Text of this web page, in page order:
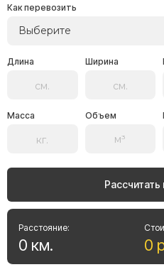
Как перевозить
Выберите
Длина Ширина
Масса Объем
Рассчитать
0
Расстояние:
0 км.